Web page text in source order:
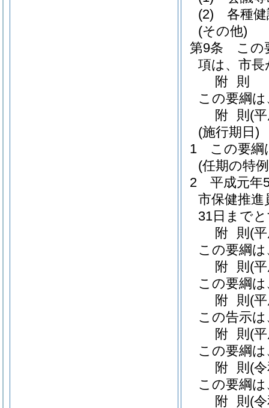
(2)
各種
(その他)
第9条
この
項は、市
附 則
この要綱
附 則 (
(施行期日)
1
この要綱
(任期の特
2
平成元年
市保健推進
31日まで
附 則 (
この要綱
附 則 (
この要綱
附 則 (
この告示
附 則 (
この要綱
附 則 (
この要綱
附 則 (